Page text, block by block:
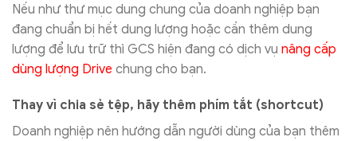
Nếu như thư mục dung chung của doanh nghiệp bạn
đang chuẩn bị hết dung lượng hoặc cần thêm dung
lượng để lưu trữ thì GCS hiện đang có dịch vụ nâng cấp
dùng lượng Drive chung cho bạn.
Thay vì chia sẻ tệp, hãy thêm phím tắt (shortcut)
Doanh nghiệp nên hướng dẫn người dùng của bạn thêm